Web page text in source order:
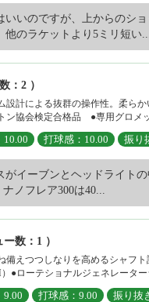
いいのですが、上からのシ
のラケットより5ミリ短い...
：2 ）
設計による抜群の操作性。柔ら
協会検定合格品 ●専用グロメ
10.00 打球感：10.00 振り
がイーブンとヘッドライト
ノフレア300は40...
ー数：1 ）
備えつつしなりを高めるシャフ
●ローテショナルジェネレーター
9.00 打球感：9.00 振り抜